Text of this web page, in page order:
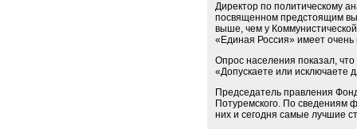
Директор по политическому
посвященном предстоящим
выше, чем у
«Единая Россия» имеет очень
Опрос населения показал, что
«Допускаете или исключаете
Председатель правления
Потуремского. По сведениям
них и сегодня самые лучшие